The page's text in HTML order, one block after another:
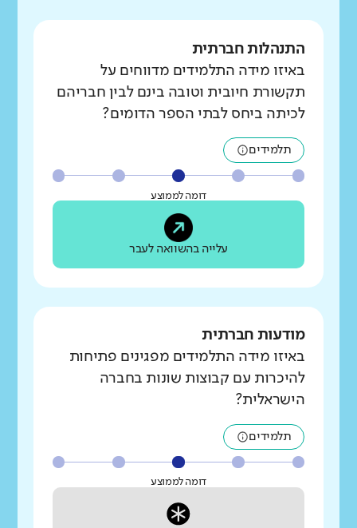
התנהלות חברתית
באיזו מידה התלמידים מדווחים על
תקשורת חיובית וטובה בינם לבין חבריהם
לכיתה ביחס לבתי הספר הדומים?
תלמידים
דומה לממוצע
עלייה בהשוואה לעבר
מודעות חברתית
באיזו מידה התלמידים מפגינים פתיחות
להיכרות עם קבוצות שונות בחברה
הישראלית?
תלמידים
דומה לממוצע